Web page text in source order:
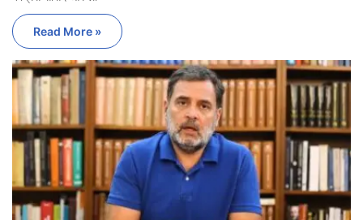
Read More »